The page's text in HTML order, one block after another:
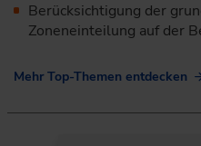
Berücksichtigung der
Zoneneinteilung auf der
Mehr Top-Themen entdecken